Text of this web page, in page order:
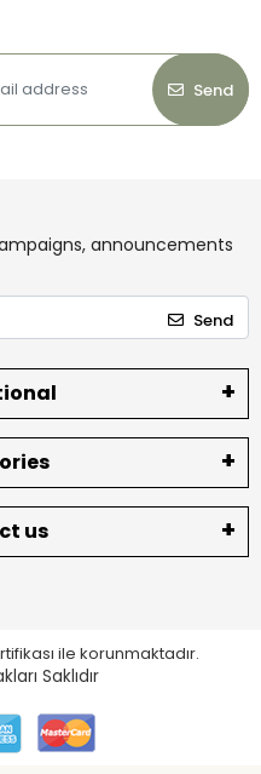
Send
announcements
Send
us
ile korunmaktadır.
Saklıdır